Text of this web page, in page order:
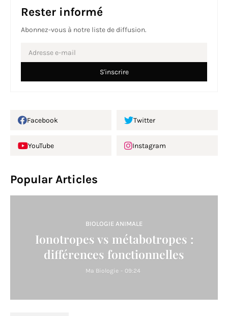
Rester informé
Abonnez-vous à notre liste de diffusion.
Facebook Twitter
YouTube Instagram
Popular Articles
BIOLOGIE ANIMALE
Ionotropes vs métabotropes :
différences fonctionnelles
Ma Biologie - 09:24